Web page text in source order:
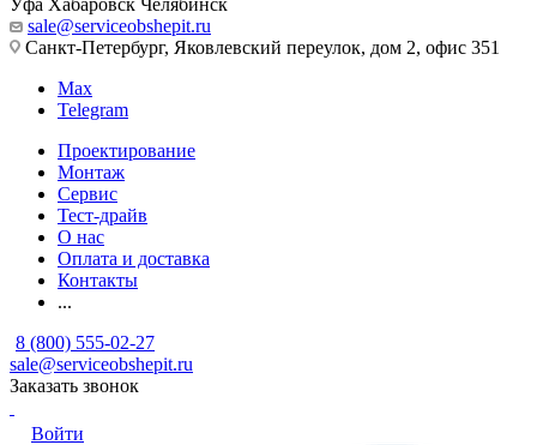
Уфа Хабаровск Челябинск
sale@serviceobshepit.ru
Санкт-Петербург, Яковлевский переулок, дом 2, офис 351
Max
Telegram
Проектирование
Монтаж
Сервис
Тест-драйв
О нас
Оплата и доставка
Контакты
...
8 (800) 555-02-27
sale@serviceobshepit.ru
Заказать звонок
Войти